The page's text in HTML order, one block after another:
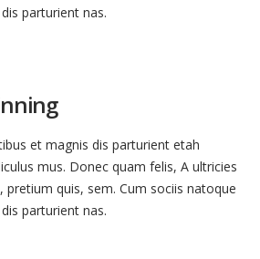
parturient nas.
et magnis dis parturient etah
mus. Donec quam felis, A ultricies
pretium quis, sem. Cum sociis natoque
parturient nas.